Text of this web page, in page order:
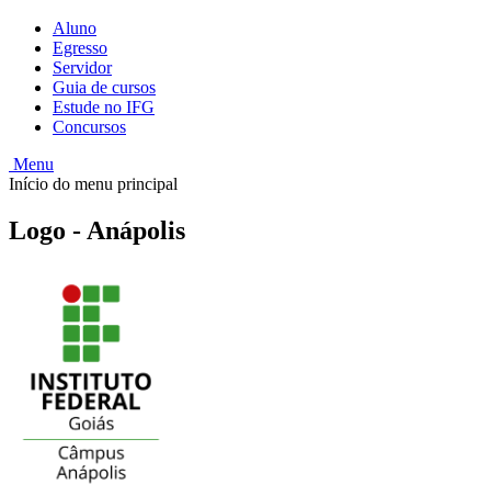
Aluno
Egresso
Servidor
Guia de cursos
Estude no IFG
Concursos
Menu
Início do menu principal
Logo - Anápolis